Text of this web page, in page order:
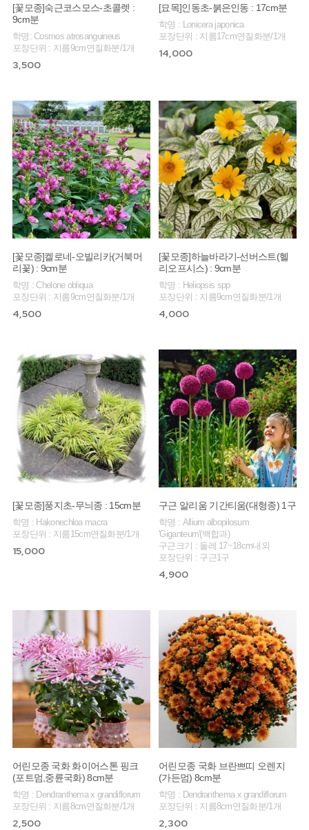
[꽃모종]숙근코스모스-초콜렛 :
9cm분
학명: Cosmos atrosanguineus
포장단위 : 지름9cm연질화분/1개
3,500
[묘목]인동초-붉은인동 : 17cm분
학명 : Lonicera japonica
포장단위 : 지름17cm연질화분/1개
14,000
[꽃모종]켈로네-오빌리카(거북머
리꽃) : 9cm분
학명 : Chelone obliqua
포장단위 : 지름9cm연질화분/1개
4,500
[꽃모종]하늘바라기-선버스트(헬
리오프시스) : 9cm분
학명 : Heliopsis spp
포장단위 : 지름9cm연질화분/1개
4,000
[꽃모종]풍지초-무늬종 : 15cm분
학명 : Hakonechloa macra
포장단위 : 지름15cm연질화분/1개
15,000
구근 알리움 기간티움(대형종) 1구
학명 : Allium albopilosum
'Giganteum'(백합과)
구근크기 : 둘레 17~18cm내외
포장단위 : 구근1구
4,900
어린모종 국화 화이어스톤 핑크
(포트멈,중륜국화) 8cm분
학명 : Dendranthema x grandiflorum
포장단위 : 지름8cm연질화분/1개
2,500
어린모종 국화 브란쁘띠 오렌지
(가든멈) 8cm분
학명 : Dendranthema x grandiflorum
포장단위 : 지름8cm연질화분/1개
2,300